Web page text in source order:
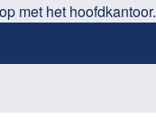
met het hoofdkantoor.